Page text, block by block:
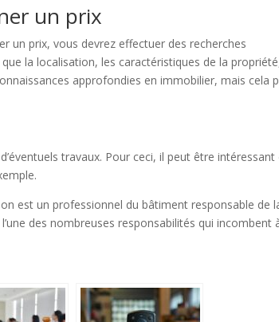
un prix
un prix, vous devrez effectuer des recherches
la localisation, les caractéristiques de la
approfondies en immobilier, mais cela
travaux. Pour ceci, il peut être intéressant
est un professionnel du bâtiment responsable de
des nombreuses responsabilités qui incombent